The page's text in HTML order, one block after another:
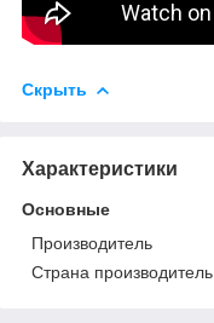
Скрыть
Характеристики
Основные
Производитель
Страна производитель